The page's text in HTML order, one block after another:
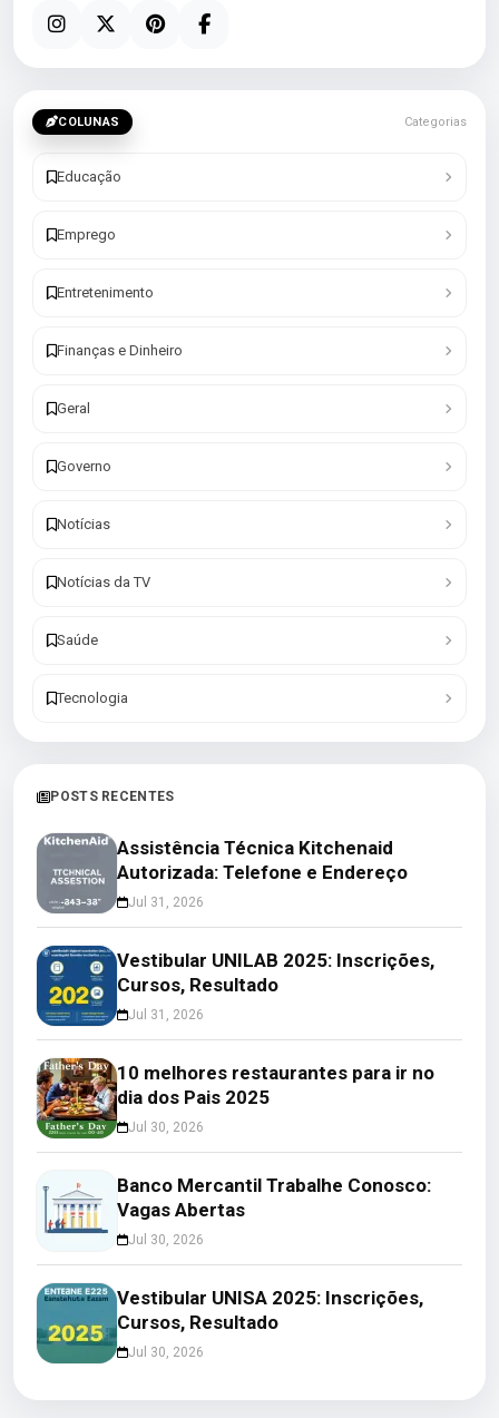
COLUNAS Categorias
Educação
Emprego
Entretenimento
Finanças e Dinheiro
Geral
Governo
Notícias
Notícias da TV
Saúde
Tecnologia
POSTS RECENTES
Assistência Técnica Kitchenaid
Autorizada: Telefone e Endereço
Jul 31, 2026
Vestibular UNILAB 2025: Inscrições,
Cursos, Resultado
Jul 31, 2026
10 melhores restaurantes para ir no
dia dos Pais 2025
Jul 30, 2026
Banco Mercantil Trabalhe Conosco:
Vagas Abertas
Jul 30, 2026
Vestibular UNISA 2025: Inscrições,
Cursos, Resultado
Jul 30, 2026